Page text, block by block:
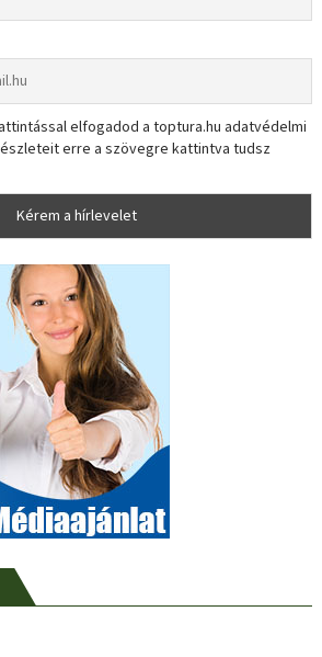
elfogadod a toptura.hu adatvédelmi
erre a szövegre kattintva tudsz